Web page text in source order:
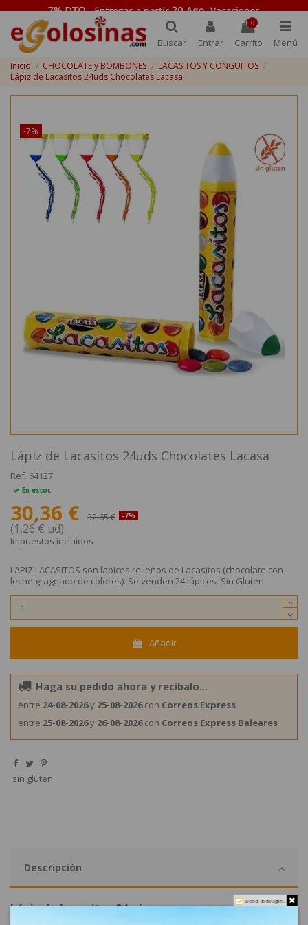
Buscar Entrar
0
Carrito Menú
Inicio CHOCOLATE y BOMBONES
LACASITOS Y CONGUITOS
Lápiz de Lacasitos 24uds Chocolates Lacasa
-7%
Lápiz de Lacasitos 24uds Chocolates Lacasa
Ref. 64127
En estoc
30,36 € 32,65 € -7%
(1,26 € ud)
Impuestos incluidos
LAPIZ LACASITOS son lapices rellenos de Lacasitos (chocolate con
leche grageado de colores). Se venden 24 lápices. Sin Gluten
Añadir
Haga su pedido ahora y recíbalo...
entre 24-08-2026y 25-08-2026con Correos Express
entre 25-08-2026y 26-08-2026con Correos Express Baleares
sin gluten
Descripción
Lápiz de Lacasitos 24uds Do not show again.